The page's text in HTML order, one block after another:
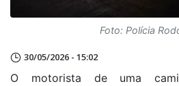
Foto: Polícia
30/05/2026 - 15:02
O motorista de uma